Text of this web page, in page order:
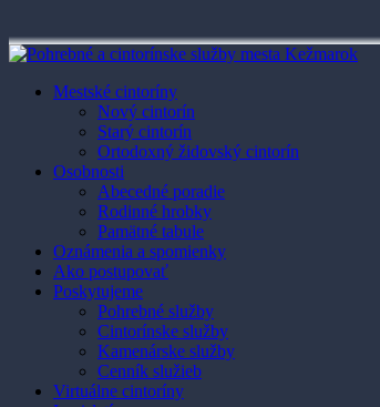
Mestské cintoríny
Nový cintorín
Starý cintorín
Ortodoxný židovský cintorín
Osobnosti
Abecedné poradie
Rodinné hrobky
Pamätné tabule
Oznámenia a spomienky
Ako postupovať
Poskytujeme
Pohrebné služby
Cintorínske služby
Kamenárske služby
Cenník služieb
Virtuálne cintoríny